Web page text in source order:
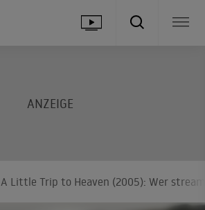
A Little Trip to Heaven (2005): Wer